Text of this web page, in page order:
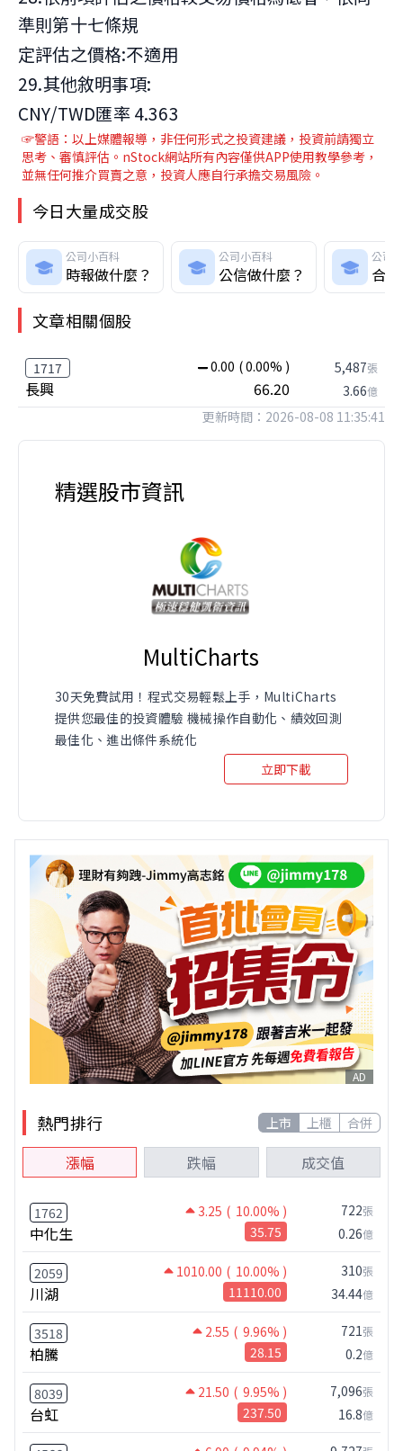
準則第十七條規
定評估之價格:不適用
29.其他敘明事項:
CNY/TWD匯率 4.363
☞警語：以上媒體報導，非任何形式之投資建議，投資前請獨立
思考、審慎評估。nStock網站所有內容僅供APP使用教學參考，
並無任何推介買賣之意，投資人應自行承擔交易風險。
今日大量成交股
公司小百科
時報做什麼？
公司小百科
公信做什麼？
公司
合
文章相關個股
1717 0.00 ( 0.00% )
長興 66.20
5,487張
3.66億
更新時間：2026-08-08 11:35:41
精選股市資訊
MultiCharts
30天免費試用！程式交易輕鬆上手，MultiCharts
提供您最佳的投資體驗 機械操作自動化、績效回測
最佳化、進出條件系統化
立即下載
AD
熱門排行 上市 上櫃 合併
漲幅 跌幅 成交值
1762 3.25 ( 10.00% )
中化生 35.75
722張
0.26億
2059 1010.00 ( 10.00% )
川湖 11110.00
310張
34.44億
3518 2.55 ( 9.96% )
柏騰 28.15
721張
0.2億
8039 21.50 ( 9.95% )
台虹 237.50
7,096張
16.8億